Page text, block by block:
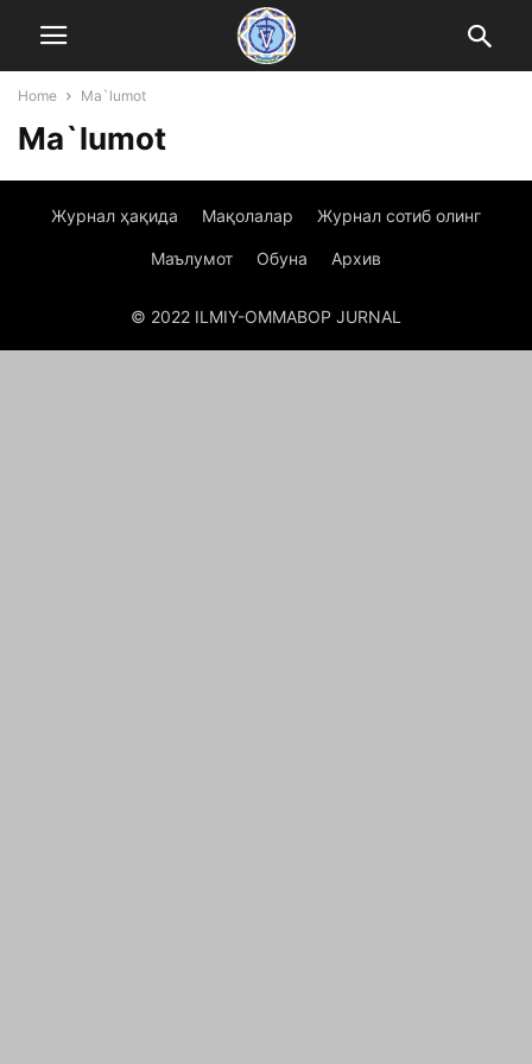
Home Ma`lumot
Ma`lumot
Журнал ҳақида Мақолалар Журнал сотиб олинг
Маълумот Обуна Архив
© 2022 ILMIY-OMMABOP JURNAL